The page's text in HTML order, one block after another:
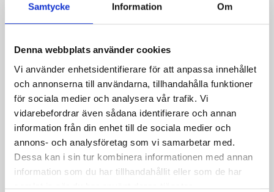
Samtycke Information Om
Denna webbplats använder cookies
Vi använder enhetsidentifierare för att anpassa innehållet
och annonserna till användarna, tillhandahålla funktioner
för sociala medier och analysera vår trafik. Vi
vidarebefordrar även sådana identifierare och annan
information från din enhet till de sociala medier och
annons- och analysföretag som vi samarbetar med.
Dessa kan i sin tur kombinera informationen med annan
information som du har tillhandahållit eller som de har
samlat in när du har använt deras tjänster.
Skinkwok med
äpple och lingon
Renskavswok med
svamp och lök
Produkter i receptet: